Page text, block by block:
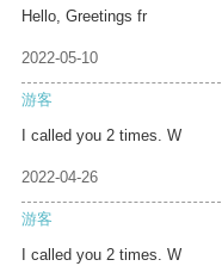
Hello, Greetings fr
2022-05-10
游客
I called you 2 times. W
2022-04-26
游客
I called you 2 times. W